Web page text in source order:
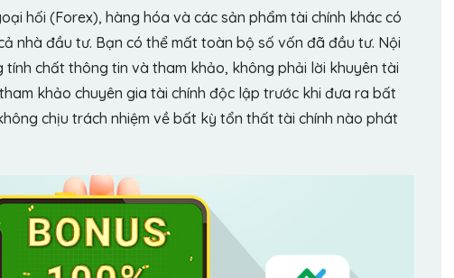
hối (Forex), hàng hóa và các sản phẩm tài chính khác có
nhà đầu tư. Bạn có thể mất toàn bộ số vốn đã đầu tư. Nội
chất thông tin và tham khảo, không phải lời khuyên tài
khảo chuyên gia tài chính độc lập trước khi đưa ra bất
chịu trách nhiệm về bất kỳ tổn thất tài chính nào phát